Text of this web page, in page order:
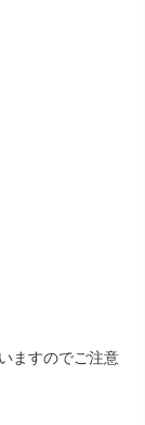
ますのでご注意